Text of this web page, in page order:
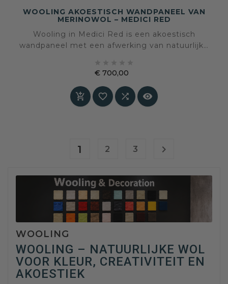
WOOLING AKOESTISCH WANDPANEEL VAN
MERINOWOL – MEDICI RED
Wooling in Medici Red is een akoestisch
wandpaneel met een afwerking van natuurlijke
wolstructuur tactiliteit en akoestisch comfort
toevoegt aan de ruimte. Speciaal op maat
gemaakt – levertijd in overleg.
€ 700,00
   
1 2 3 
WOOLING
WOOLING – NATUURLIJKE WOL
VOOR KLEUR, CREATIVITEIT EN
AKOESTIEK